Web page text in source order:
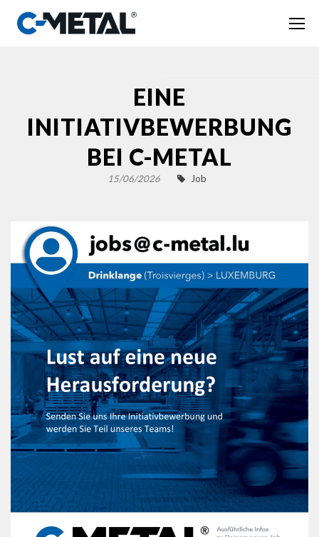
EINE
INITIATIVBEWERBUNG
BEI C-METAL
15/06/2026 Job